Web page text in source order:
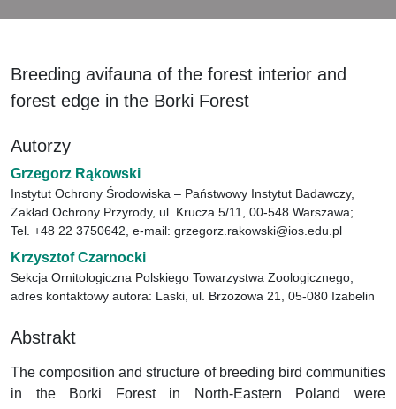
Breeding avifauna of the forest interior and
forest edge in the Borki Forest
Autorzy
Grzegorz Rąkowski
Instytut Ochrony Środowiska – Państwowy Instytut Badawczy,
Zakład Ochrony Przyrody, ul. Krucza 5/11, 00-548 Warszawa;
Tel. +48 22 3750642, e-mail: grzegorz.rakowski@ios.edu.pl
Krzysztof Czarnocki
Sekcja Ornitologiczna Polskiego Towarzystwa Zoologicznego,
adres kontaktowy autora: Laski, ul. Brzozowa 21, 05-080 Izabelin
Abstrakt
The composition and structure of breeding bird communities
in the Borki Forest in North-Eastern Poland were